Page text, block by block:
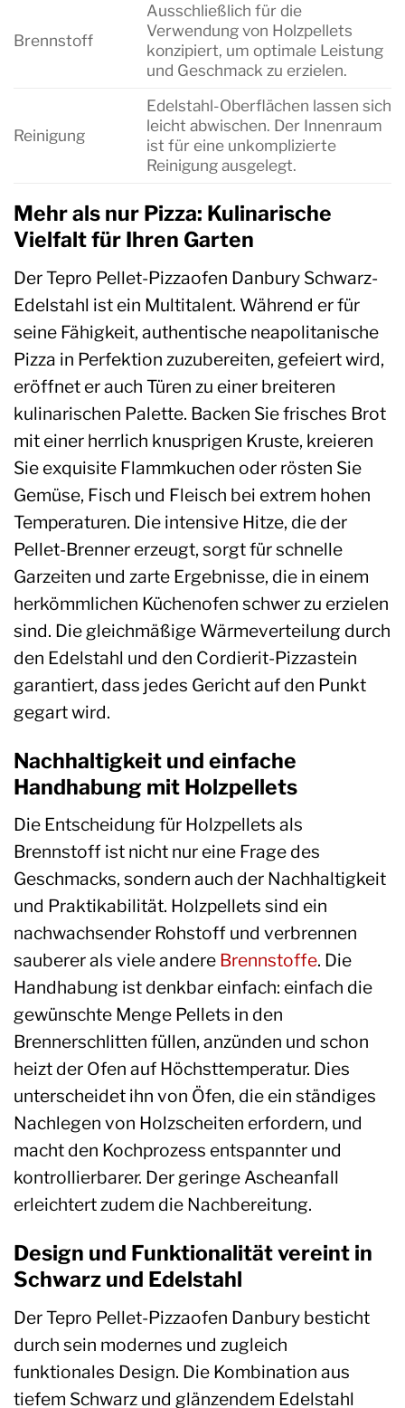
Brennstoff
Ausschließlich für die
Verwendung von Holzpellets
konzipiert, um optimale Leistung
und Geschmack zu erzielen.
Reinigung
Edelstahl-Oberflächen lassen sich
leicht abwischen. Der Innenraum
ist für eine unkomplizierte
Reinigung ausgelegt.
Mehr als nur Pizza: Kulinarische
Vielfalt für Ihren Garten
Der Tepro Pellet-Pizzaofen Danbury Schwarz-
Edelstahl ist ein Multitalent. Während er für
seine Fähigkeit, authentische neapolitanische
Pizza in Perfektion zuzubereiten, gefeiert wird,
eröffnet er auch Türen zu einer breiteren
kulinarischen Palette. Backen Sie frisches Brot
mit einer herrlich knusprigen Kruste, kreieren
Sie exquisite Flammkuchen oder rösten Sie
Gemüse, Fisch und Fleisch bei extrem hohen
Temperaturen. Die intensive Hitze, die der
Pellet-Brenner erzeugt, sorgt für schnelle
Garzeiten und zarte Ergebnisse, die in einem
herkömmlichen Küchenofen schwer zu erzielen
sind. Die gleichmäßige Wärmeverteilung durch
den Edelstahl und den Cordierit-Pizzastein
garantiert, dass jedes Gericht auf den Punkt
gegart wird.
Nachhaltigkeit und einfache
Handhabung mit Holzpellets
Die Entscheidung für Holzpellets als
Brennstoff ist nicht nur eine Frage des
Geschmacks, sondern auch der Nachhaltigkeit
und Praktikabilität. Holzpellets sind ein
nachwachsender Rohstoff und verbrennen
sauberer als viele andere Brennstoffe. Die
Handhabung ist denkbar einfach: einfach die
gewünschte Menge Pellets in den
Brennerschlitten füllen, anzünden und schon
heizt der Ofen auf Höchsttemperatur. Dies
unterscheidet ihn von Öfen, die ein ständiges
Nachlegen von Holzscheiten erfordern, und
macht den Kochprozess entspannter und
kontrollierbarer. Der geringe Ascheanfall
erleichtert zudem die Nachbereitung.
Design und Funktionalität vereint in
Schwarz und Edelstahl
Der Tepro Pellet-Pizzaofen Danbury besticht
durch sein modernes und zugleich
funktionales Design. Die Kombination aus
tiefem Schwarz und glänzendem Edelstahl